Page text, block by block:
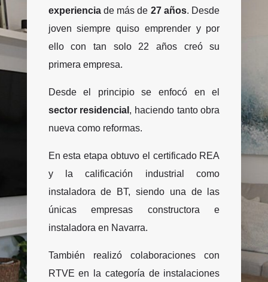
experienciade más de 27 años. Desde
joven siempre quiso emprender y por
ello con tan solo 22 años creó su
primera empresa.
Desde el principio se enfocó en el
sector residencial , haciendo tanto obra
nueva como reformas.
En esta etapa obtuvo el certificado REA
y la calificación industrial como
instaladora de BT, siendo una de las
únicas empresas constructora e
instaladora en Navarra.
También realizó colaboraciones con
RTVE en la categoría de instalaciones